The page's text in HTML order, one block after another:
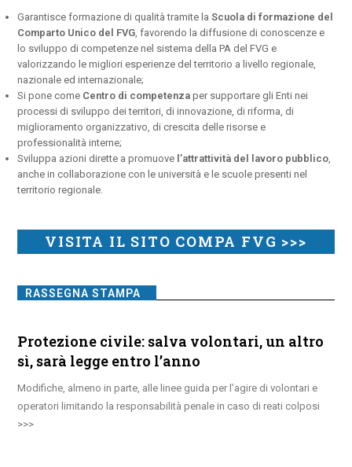
Garantisce formazione di qualità tramite laScuola di formazione del
Comparto Unico del FVG , favorendo la diffusione di conoscenze e
lo sviluppo di competenze nel sistema della PA del FVG e
valorizzando le migliori esperienze del territorio a livello regionale,
nazionale ed internazionale;
Si pone come Centro di competenza per supportare gli Enti nei
processi di sviluppo dei territori, di innovazione, di riforma, di
miglioramento organizzativo, di crescita delle risorse e
professionalità interne;
Sviluppa azioni dirette a promuove l’attrattività del lavoro pubblico
anche in collaborazione con le università e le scuole presenti nel
territorio regionale.
VISITA IL SITO COMPA FVG >>>
RASSEGNA STAMPA
Protezione civile: salva volontari, un altro
sì, sarà legge entro l’anno
Modifiche, almeno in parte, alle linee guida per l’agire di volontari e
operatori limitando la responsabilità penale in caso di reati colposi